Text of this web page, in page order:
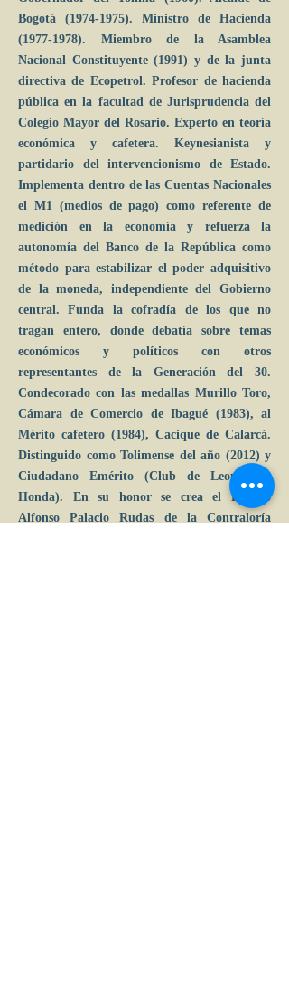
Bogotá (1974-1975). Ministro de Hacienda
(1977-1978). Miembro de la Asamblea
Nacional Constituyente (1991) y de la junta
directiva de Ecopetrol. Profesor de hacienda
pública en la facultad de Jurisprudencia del
Colegio Mayor del Rosario. Experto en teoría
económica y cafetera. Keynesianista y
partidario del intervencionismo de Estado.
Implementa dentro de las Cuentas Nacionales
el M1 (medios de pago) como referente de
medición en la economía y refuerza la
autonomía del Banco de la República como
método para estabilizar el poder adquisitivo
de la moneda, independiente del Gobierno
central. Funda la cofradía de los que no
tragan entero, donde debatía sobre temas
económicos y políticos con otros
representantes de la Generación del 30.
Condecorado con las medallas Murillo Toro,
Cámara de Comercio de Ibagué (1983), al
Mérito cafetero (1984), Cacique de Calarcá.
Distinguido como Tolimense del año (2012) y
Ciudadano Emérito (Club de Leones de
Honda). En su honor se crea el Premio
Alfonso Palacio Rudas de la Contraloría